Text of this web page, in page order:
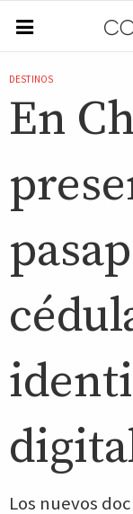
DESTINOS
En
Los nuevos